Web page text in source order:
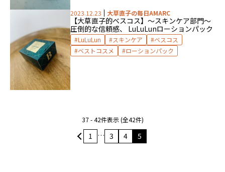
2023.12.23 大草直子の毎日AMARC
【大草直子的ベスコス】〜スキンケア部門〜
圧倒的な信頼感、 LuLuLunローションパック
LuLuLun スキンケア
ベスコス
ベストコスメ
ローションパック
37 - 42件表示 (全42件)
1 … 3 4 5